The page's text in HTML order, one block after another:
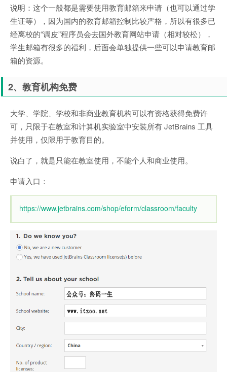
说明：这个一般都是需要使用教育邮箱来申请（也可以通过学
生证等），因为国内的教育邮箱控制比较严格，所以有很多已
经离校的“调皮”程序员会去国外教育网站申请（相对较松），
学生邮箱有很多的福利，后面会单独提供一些可以申请教育邮
箱的资源。
2、教育机构免费
大学、学院、学校和非商业教育机构可以有资格获得免费许
可，只限于在教室和计算机实验室中安装所有 JetBrains 工具
并使用，仅限用于教育目的。
说白了，就是只能在教室使用，不能个人和商业使用。
申请入口：
https://www.jetbrains.com/shop/eform/classroom/faculty